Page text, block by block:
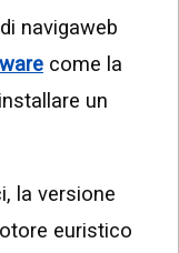
navigaweb
come la
un
la versione
euristico